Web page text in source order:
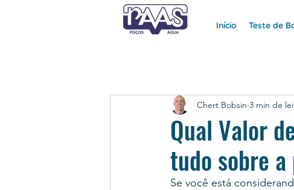
Início Teste de
Qual Valor
tudo sobre
Chert Bobsin 3 min de
Se você está